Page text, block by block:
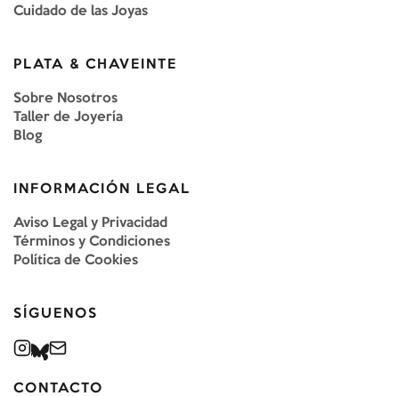
Cuidado de las Joyas
PLATA & CHAVEINTE
Sobre Nosotros
Taller de Joyería
Blog
INFORMACIÓN LEGAL
Aviso Legal y Privacidad
Términos y Condiciones
Política de Cookies
SÍGUENOS
CONTACTO